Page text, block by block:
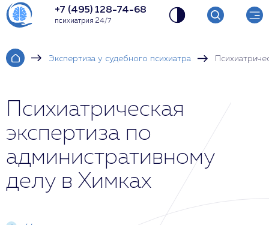
+7 (495) 128-74-68
психиатрия 24/7
Экспертиза у судебного психиатра
Психиатрическая
экспертиза по
административному
делу в Химках